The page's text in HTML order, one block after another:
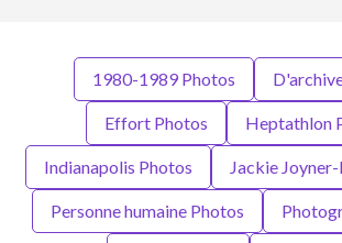
1980-1989 Photos
Effort Photos Heptathlon
Indianapolis Photos Jackie
Personne humaine Photos